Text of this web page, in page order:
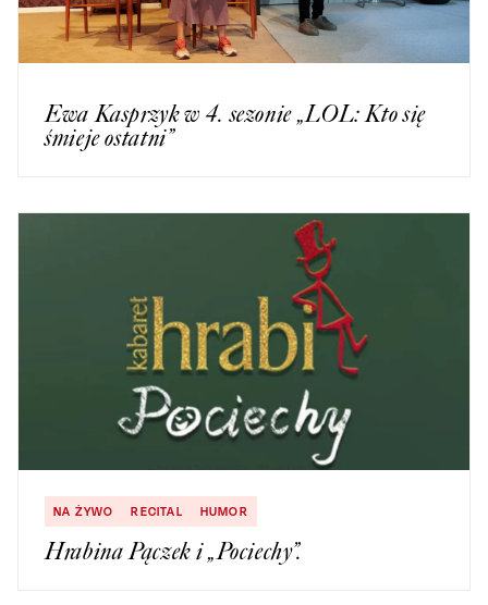
Ewa Kasprzyk w 4. sezonie „LOL: Kto się
śmieje ostatni”
NA ŻYWO RECITAL HUMOR
Hrabina Pączek i „Pociechy”.